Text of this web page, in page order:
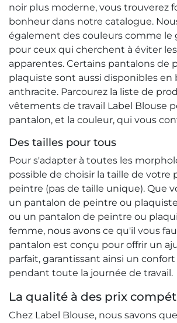
noir plus moderne, vous trouverez
bonheur dans notre catalogue.
également des couleurs comme le
pour ceux qui cherchent à éviter
apparentes. Certains pantalons de
plaquiste sont aussi disponibles en
anthracite. Parcourez la liste de
vêtements de travail Label Blouse
pantalon, et la couleur, qui vous
Des tailles pour tous
Pour s'adapter à toutes les
possible de choisir la taille de votre
peintre (pas de taille unique). Que
un pantalon de peintre ou
ou un pantalon de peintre ou
femme, nous avons ce qu'il vous
pantalon est conçu pour offrir un
parfait, garantissant ainsi un confort
pendant toute la journée de travail.
La qualité à des prix
Chez Label Blouse, nous savons